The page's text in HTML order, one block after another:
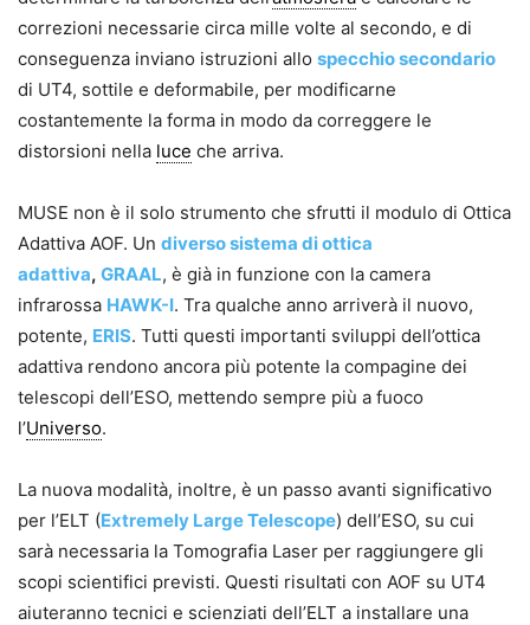
correzioni necessarie circa mille volte al secondo, e di
conseguenza inviano istruzioni allo specchio secondario
di UT4, sottile e deformabile, per modificarne
costantemente la forma in modo da correggere le
distorsioni nella luce che arriva.
MUSE non è il solo strumento che sfrutti il modulo di Ottica
Adattiva AOF. Un diverso sistema di ottica
adattiva, GRAAL, è già in funzione con la camera
infrarossa HAWK-I. Tra qualche anno arriverà il nuovo,
potente, ERIS. Tutti questi importanti sviluppi dell’ottica
adattiva rendono ancora più potente la compagine dei
telescopi dell’ESO, mettendo sempre più a fuoco
l’Universo.
La nuova modalità, inoltre, è un passo avanti significativo
per l’ELT (Extremely Large Telescope) dell’ESO, su cui
sarà necessaria la Tomografia Laser per raggiungere gli
scopi scientifici previsti. Questi risultati con AOF su UT4
aiuteranno tecnici e scienziati dell’ELT a installare una